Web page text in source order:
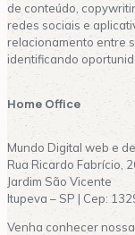
de conteúdo,
redes sociais e
relacionamento entre
identificando
Home Office
Mundo Digital web e
Rua Ricardo Fabrício,
Jardim São Vicente
Itupeva – SP | Cep:
Venha conhecer